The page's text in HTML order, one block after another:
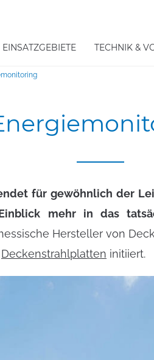
EINSATZGEBIETE TECHNIK &
für gewöhnlich der
mehr in das
Hersteller von
Deckenstrahlplatten initiiert.